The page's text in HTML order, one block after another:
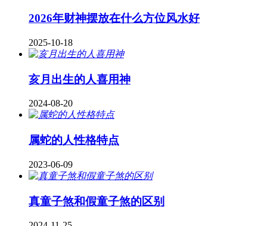
2026年财神摆放在什么方位风水好
2025-10-18
亥月出生的人喜用神
2024-08-20
属蛇的人性格特点
2023-06-09
真童子煞和假童子煞的区别